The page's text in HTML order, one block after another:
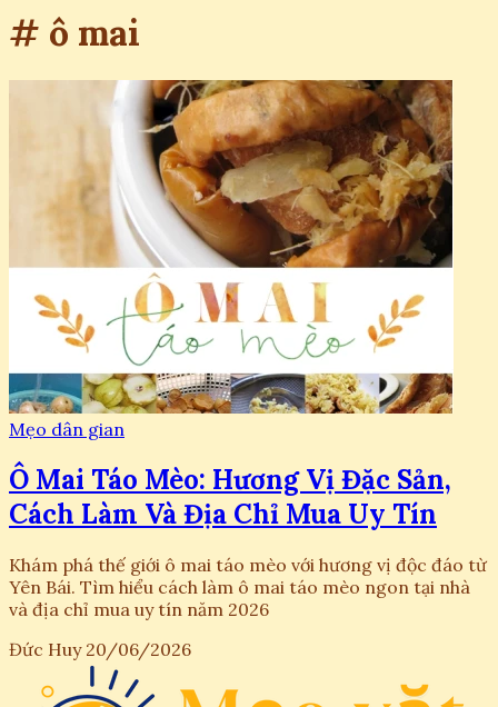
# ô mai
Mẹo dân gian
Ô Mai Táo Mèo: Hương Vị Đặc Sản,
Cách Làm Và Địa Chỉ Mua Uy Tín
Khám phá thế giới ô mai táo mèo với hương vị độc đáo từ
Yên Bái. Tìm hiểu cách làm ô mai táo mèo ngon tại nhà
và địa chỉ mua uy tín năm 2026
Đức Huy 20/06/2026